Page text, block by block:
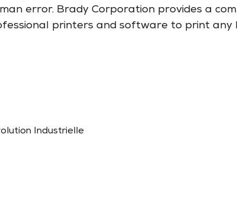
error. Brady Corporation provides a
printers and software to print any
Industrielle